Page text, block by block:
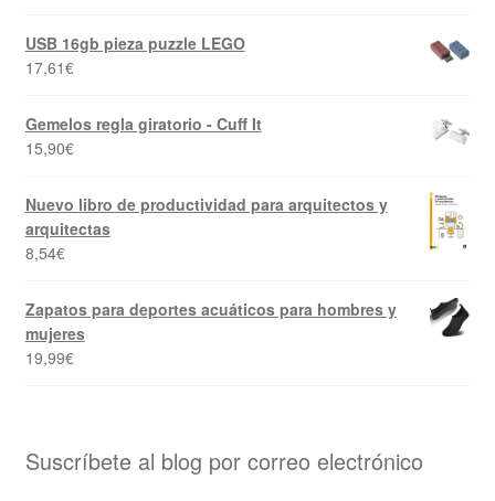
USB 16gb pieza puzzle LEGO
17,61€
Gemelos regla giratorio - Cuff It
15,90€
Nuevo libro de productividad para arquitectos y
arquitectas
8,54€
Zapatos para deportes acuáticos para hombres y
mujeres
19,99€
Suscríbete al blog por correo electrónico